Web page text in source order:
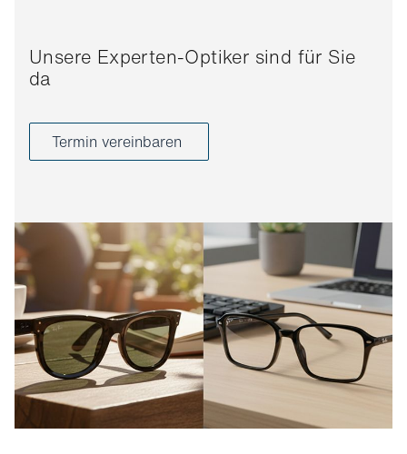
Unsere Experten-Optiker sind für Sie
da
Termin vereinbaren